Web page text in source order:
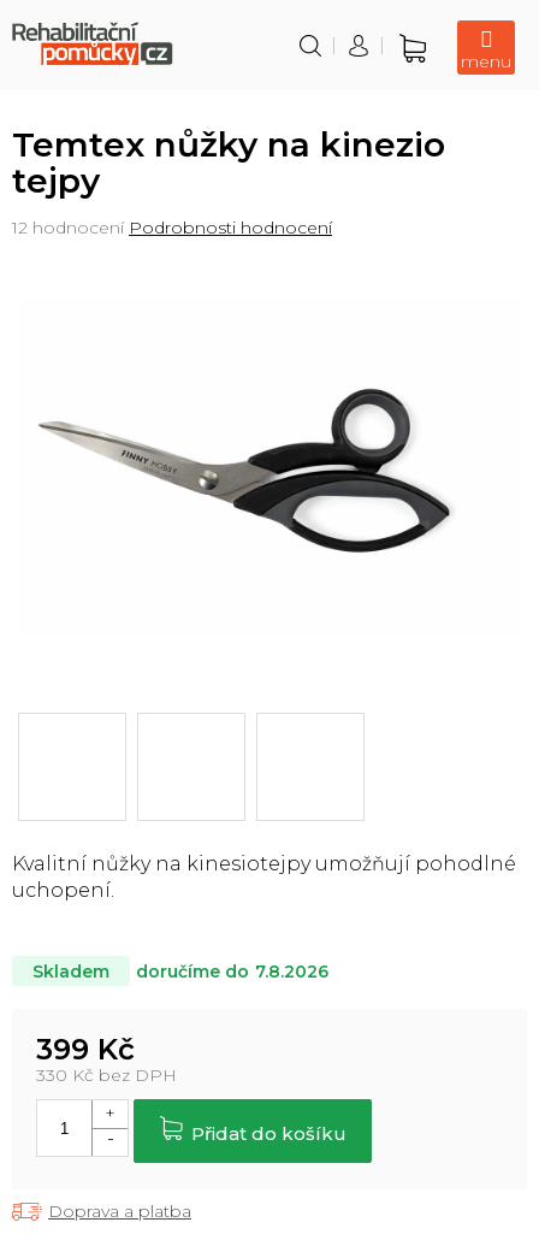
na
obsah
Nákupní
Temtex nůžky na kinezio
tejpy
Průměrné
12 hodnocení Podrobnosti hodnocení
Skladem doručíme do 7.8.2026
399 Kč
330 Kč bez DPH
cena:
Přidat do košíku
Kvalitní nůžky na kinesiotejpy umožňují pohodlné
uchopení.
Doprava a platba